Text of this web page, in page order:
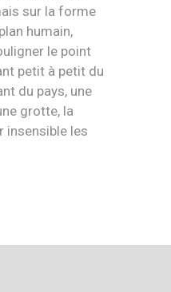
sur la forme
humain,
le point
petit à petit du
du pays, une
grotte, la
insensible les